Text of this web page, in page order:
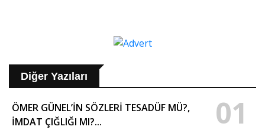
Diğer Yazıları
ÖMER GÜNEL’İN SÖZLERİ TESADÜF MÜ?,
İMDAT ÇIĞLIĞI MI?...
01